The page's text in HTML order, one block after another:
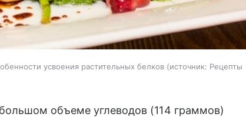
усвоения растительных белков источник: Рецепты
объеме углеводов (114 граммов)